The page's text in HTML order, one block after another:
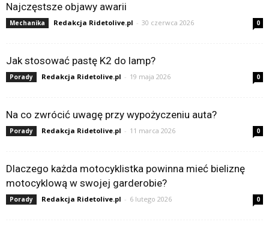
Najczęstsze objawy awarii
Mechanika Redakcja Ridetolive.pl - 30 czerwca 2026 0
Jak stosować pastę K2 do lamp?
Porady Redakcja Ridetolive.pl - 19 maja 2026 0
Na co zwrócić uwagę przy wypożyczeniu auta?
Porady Redakcja Ridetolive.pl - 11 marca 2026 0
Dlaczego każda motocyklistka powinna mieć bieliznę
motocyklową w swojej garderobie?
Porady Redakcja Ridetolive.pl - 6 lutego 2026 0